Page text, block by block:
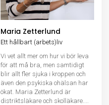
Maria Zetterlund
Ett hållbart (arbets)liv
Vi vet allt mer om hur vi bör leva
för att må bra, men samtidigt
blir allt fler sjuka i kroppen och
även den psykiska ohälsan har
ökat. Maria Zetterlund är
distriktsläkare och skolläkare....